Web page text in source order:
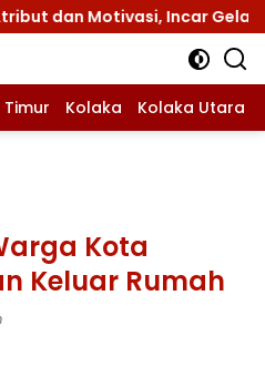
dan Motivasi, Incar Gelar
Kolaka Kolaka Utara
Kota
Keluar Rumah